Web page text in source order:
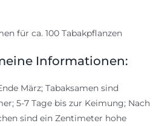
für ca. 100 Tabakpflanzen
Informationen:
März; Tabaksamen sind
5-7 Tage bis zur Keimung; Nach
sind ein Zentimeter hohe